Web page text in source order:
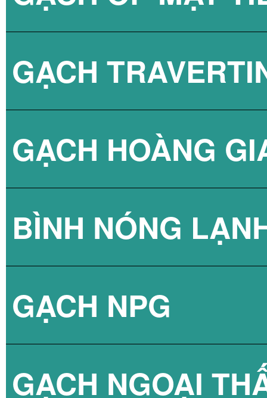
GẠCH
GẠCH HOÀNG
BÌNH NÓNG
BÌNH NÓNG
BÌNH NÓNG
GẠCH NPG
GẠCH NPG
GẠCH NGOẠI